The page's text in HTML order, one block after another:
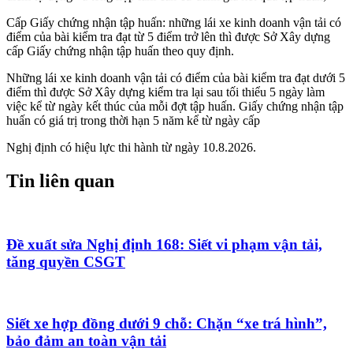
Cấp Giấy chứng nhận tập huấn: những lái xe kinh doanh vận tải có
điểm của bài kiểm tra đạt từ 5 điểm trở lên thì được Sở Xây dựng
cấp Giấy chứng nhận tập huấn theo quy định.
Những lái xe kinh doanh vận tải có điểm của bài kiểm tra đạt dưới 5
điểm thì được Sở Xây dựng kiểm tra lại sau tối thiểu 5 ngày làm
việc kể từ ngày kết thúc của mỗi đợt tập huấn. Giấy chứng nhận tập
huấn có giá trị trong thời hạn 5 năm kể từ ngày cấp
Nghị định có hiệu lực thi hành từ ngày 10.8.2026.
Tin liên quan
Đề xuất sửa Nghị định 168: Siết vi phạm vận tải,
tăng quyền CSGT
Siết xe hợp đồng dưới 9 chỗ: Chặn “xe trá hình”,
bảo đảm an toàn vận tải